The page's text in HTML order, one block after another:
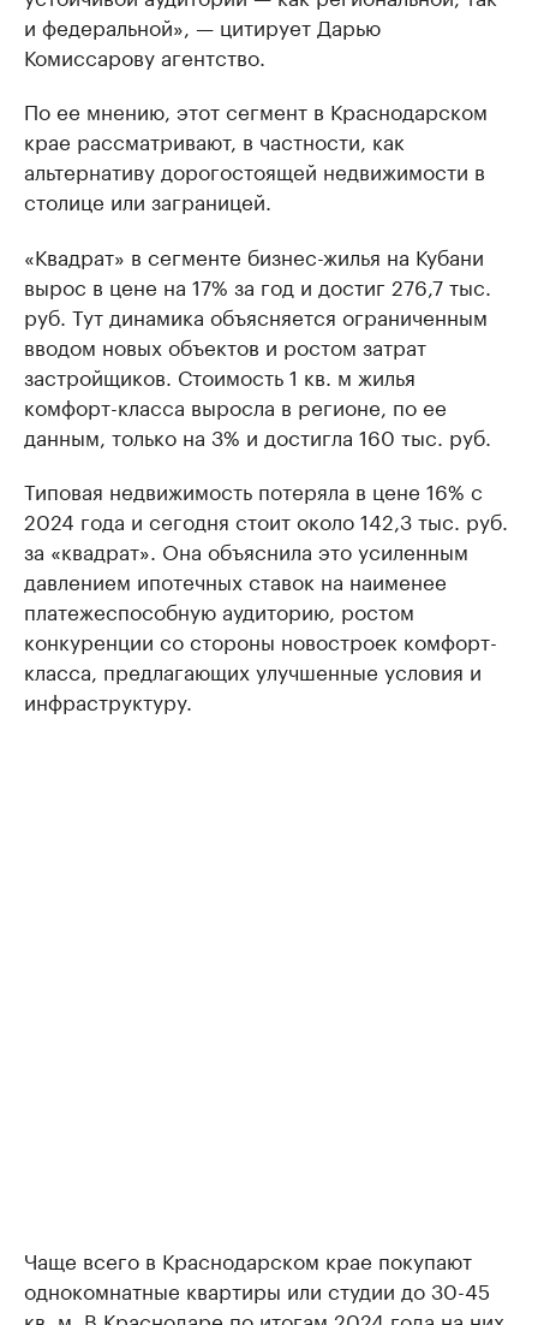
и федеральной», — цитирует Дарью
Комиссарову агентство.
По ее мнению, этот сегмент в Краснодарском
крае рассматривают, в частности, как
альтернативу дорогостоящей недвижимости в
столице или заграницей.
«Квадрат» в сегменте бизнес-жилья на Кубани
вырос в цене на 17% за год и достиг 276,7 тыс.
руб. Тут динамика объясняется ограниченным
вводом новых объектов и ростом затрат
застройщиков. Стоимость 1 кв. м жилья
комфорт-класса выросла в регионе, по ее
данным, только на 3% и достигла 160 тыс. руб.
Типовая недвижимость потеряла в цене 16% с
2024 года и сегодня стоит около 142,3 тыс. руб.
за «квадрат». Она объяснила это усиленным
давлением ипотечных ставок на наименее
платежеспособную аудиторию, ростом
конкуренции со стороны новостроек комфорт-
класса, предлагающих улучшенные условия и
инфраструктуру.
Чаще всего в Краснодарском крае покупают
однокомнатные квартиры или студии до 30-45